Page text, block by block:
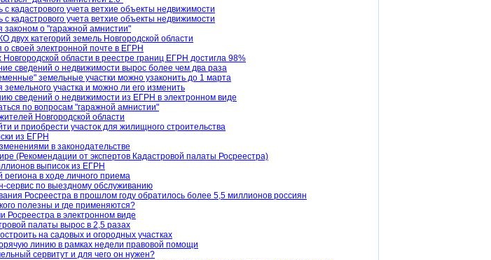
кадастрового учета ветхие объекты недвижимости
кадастрового учета ветхие объекты недвижимости
законом о "гаражной амнистии"
двух категорий земель Новгородской области
о своей электронной почте в ЕГРН
области в реестре границ ЕГРН достигла 98%
сведений о недвижимости вырос более чем два раза
земельные участки можно узаконить до 1 марта
участка и можно ли его изменить
сведений о недвижимости из ЕГРН в электронном виде
по вопросам "гаражной амнистии"
Новгородской области
и приобрести участок для жилищного строительства
из ЕГРН
в законодательстве
(Рекомендации от экспертов Кадастровой палаты Росреестра)
выписок из ЕГРН
региона в ходе личного приема
сервис по выездному обслуживанию
Росреестра в прошлом году обратилось более 5,5 миллионов россиян
полезны и где применяются?
Росреестра в электронном виде
палаты вырос в 2,5 разах
на садовых и огородных участках
линию в рамках недели правовой помощи
сервитут и для чего он нужен?